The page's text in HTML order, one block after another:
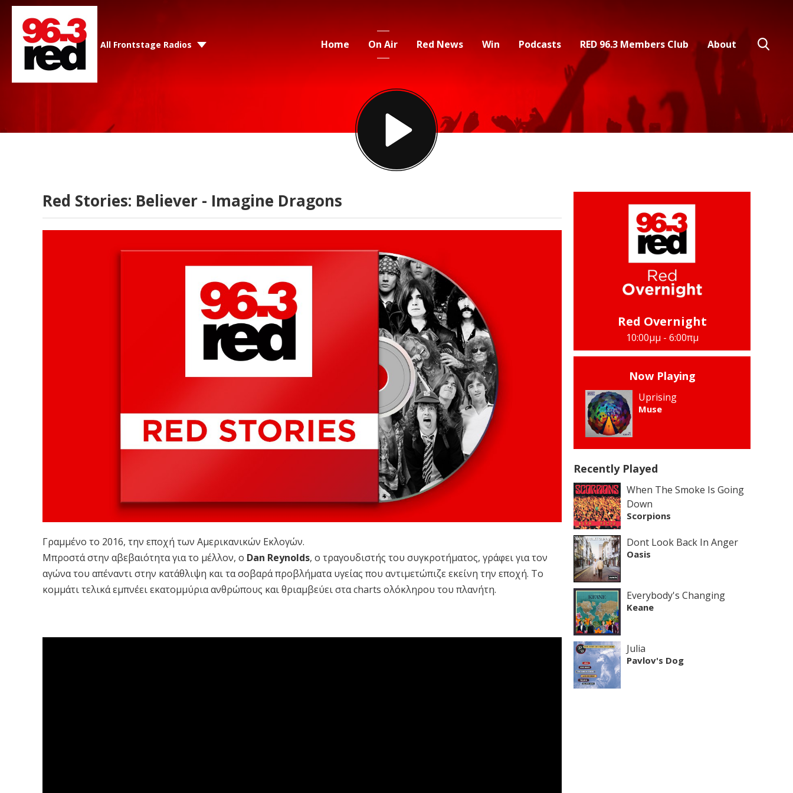
All Frontstage Radios Home On Air Red News Win Podcasts RED 96.3 Members Club About
Red Stories: Believer - Imagine Dragons
Γραμμένο το 2016, την εποχή των Αμερικανικών Εκλογών.
Μπροστά στην αβεβαιότητα για το μέλλον, ο Dan Reynolds, ο τραγουδιστής του συγκροτήματος, γράφει για τον
αγώνα του απέναντι στην κατάθλιψη και τα σοβαρά προβλήματα υγείας που αντιμετώπιζε εκείνη την εποχή. Το
κομμάτι τελικά εμπνέει εκατομμύρια ανθρώπους και θριαμβεύει στα charts ολόκληρου του πλανήτη.
Red Overnight
10:00μμ - 6:00πμ
Now Playing
Uprising
Muse
Recently Played
When The Smoke Is Going
Down
Scorpions
Dont Look Back In Anger
Oasis
Everybody's Changing
Keane
Julia
Pavlov's Dog